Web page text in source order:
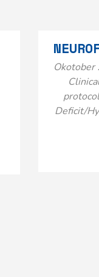
Okotober
Deficit/